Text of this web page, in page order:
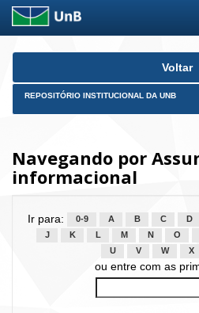
Skip
Voltar
REPOSITÓRIO INSTITUCIONAL DA UNB
Navegando por
informacional
Ir para: 0-9 A B C D
J
K L M N O
U
V W X
ou entre com as